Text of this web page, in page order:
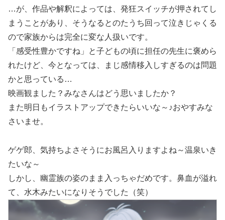
…が、作品や解釈によっては、発狂スイッチが押されてし
まうことがあり、そうなるとのたうち回って泣きじゃくる
ので家族からは完全に変な人扱いです。
「感受性豊かですね」と子どもの頃に担任の先生に褒めら
れたけど、今となっては、まじ感情移入しすぎるのは問題
かと思っている…
映画観ました？みなさんはどう思いましたか？
また明日もイラストアップできたらいいな～♪おやすみな
さいませ。
ゲゲ郎、気持ちよさそうにお風呂入りますよね～温泉いき
たいな～
しかし、幽霊族の姿のまま入っちゃだめです。鼻血が溢れ
て、水木みたいになりそうでした（笑）